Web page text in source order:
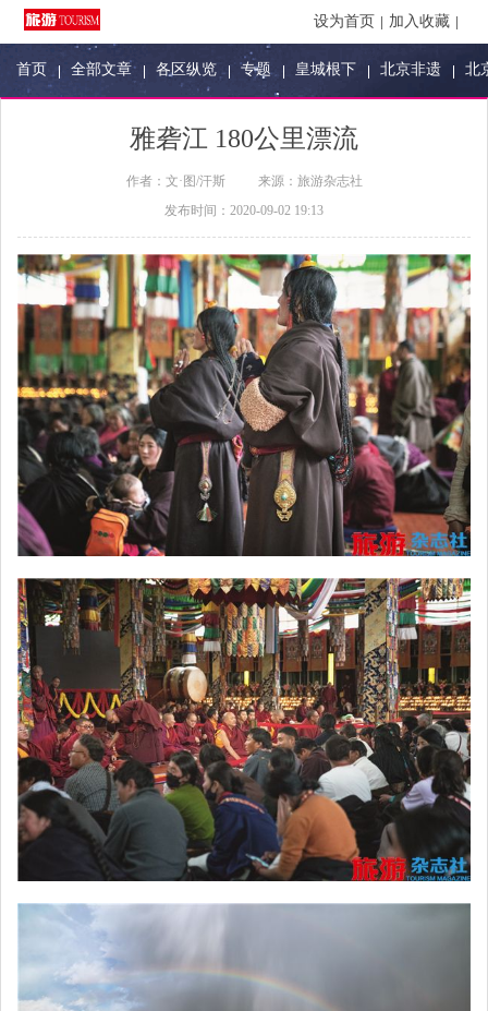
设为首页 加入收藏
首页 全部文章 各区纵览 专题 皇城根下 北京非遗 北
雅砻江 180公里漂流
作者： 文·图/汗斯 来源： 旅游杂志社
发布时间： 2020-09-02 19:13